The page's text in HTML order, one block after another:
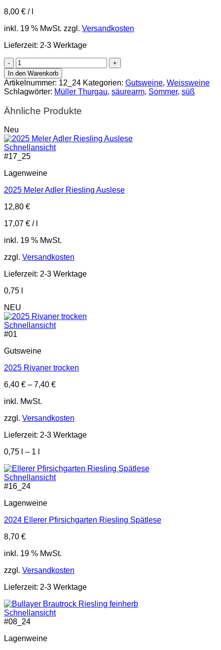
8,00 € /
inkl. 19 % MwSt. zzgl. Versandkosten
Lieferzeit: 2-3 Werktage
2024
Rivaner
lieblich
Menge
In den Warenkorb
Artikelnummer: 12_24 Kategorien: Gutsweine, Weissweine
Schlagwörter: Müller Thurgau, säurearm, Sommer, süß
Ähnliche Produkte
Neu
Schnellansicht
#17_25
Lagenweine
2025 Meler Adler Riesling Auslese
12,80 €
17,07 € /
inkl. 19 % MwSt.
zzgl. Versandkosten
Lieferzeit: 2-3 Werktage
0,75
NEU
Schnellansicht
#01
Gutsweine
2025 Rivaner trocken
6,40 € – 7,40 €
inkl. MwSt.
zzgl. Versandkosten
Lieferzeit: 2-3 Werktage
0,75
– 1
Schnellansicht
#16_24
Lagenweine
2024 Ellerer Pfirsichgarten Riesling Spätlese
8,70 €
inkl. 19 % MwSt.
zzgl. Versandkosten
Lieferzeit: 2-3 Werktage
Schnellansicht
#08_24
Lagenweine